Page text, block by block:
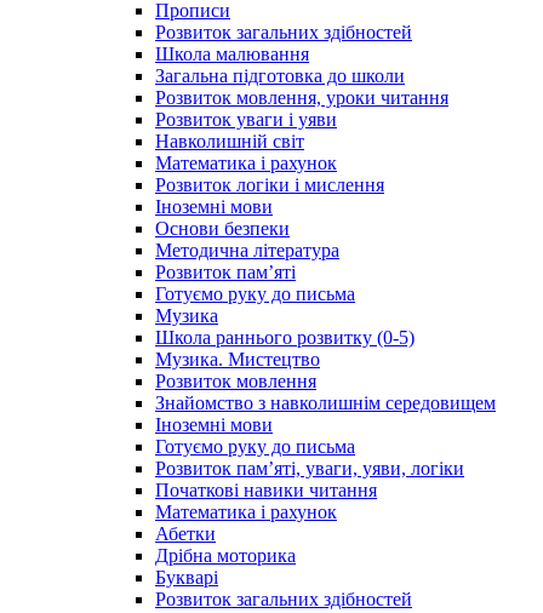
Прописи
Розвиток загальних здібностей
Школа малювання
Загальна підготовка до школи
Розвиток мовлення, уроки читання
Розвиток уваги і уяви
Навколишній світ
Математика і рахунок
Розвиток логіки і мислення
Іноземні мови
Основи безпеки
Методична література
Розвиток пам’яті
Готуємо руку до письма
Музика
Школа раннього розвитку (0-5)
Музика. Мистецтво
Розвиток мовлення
Знайомство з навколишнім середовищем
Іноземні мови
Готуємо руку до письма
Розвиток пам’яті, уваги, уяви, логіки
Початкові навики читання
Математика і рахунок
Абетки
Дрібна моторика
Букварі
Розвиток загальних здібностей